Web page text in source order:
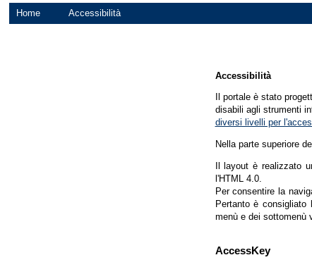
Home Accessibilità
Accessibilità
Il portale è stato
disabili agli strumenti
diversi livelli per
Nella parte superiore
Il layout è realizzato
l'HTML 4.0.
Per consentire la
Pertanto è
menù e dei sottomenù
AccessKey